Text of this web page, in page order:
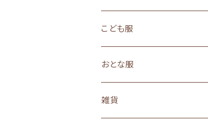
size 50～70（新生児サイズ）
ギフトセット
オーガニック
size 80（１歳サイズ）
オーガニック
３年着られるこども服
こども服
size90（２歳くらいサイズ）
オーガニック
size110（４歳くらいサイズ）
おとな服
ロングセラー
雑貨